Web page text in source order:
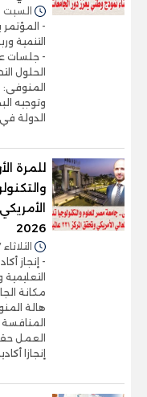
السبت 28/مارس/2026 - 06:17 م
-
التنمية
- جلسات
الحلول
المنوفى:
وتوجيه
الدولة في
للمرة
2026
الثلاثاء 17/مارس/2026 - 09:01 م
- إنجاز
مكانة
هالة
المنافسة
العمل
إنجازا